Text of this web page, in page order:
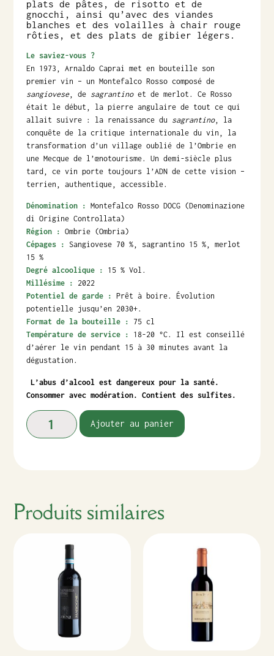
plats de pâtes, de risotto et de
gnocchi, ainsi qu’avec des viandes
blanches et des volailles à chair rouge
rôties, et des plats de gibier légers.
Le saviez-vous ?
En 1973, Arnaldo Caprai met en bouteille son
premier vin – un Montefalco Rosso composé de
sangiovese, de sagrantinoet de merlot. Ce Rosso
était le début, la pierre angulaire de tout ce qui
allait suivre : la renaissance du sagrantino, la
conquête de la critique internationale du vin, la
transformation d’un village oublié de l’Ombrie en
une Mecque de l’œnotourisme. Un demi-siècle plus
tard, ce vin porte toujours l’ADN de cette vision –
terrien, authentique, accessible.
Dénomination : Montefalco Rosso DOCG (Denominazione
di Origine Controllata)
Région : Ombrie (Ombria)
Cépages :
Sangiovese 70 %, sagrantino 15 %, merlot
15 %
Degré alcoolique : 15 % Vol.
Millésime : 2022
Potentiel de garde : Prêt à boire. Évolution
potentielle jusqu’en 2030+.
Format de la bouteille : 75 cl
Température de service : 18-20 °C. Il est conseillé
d’aérer le vin pendant 15 à 30 minutes avant la
dégustation.
L’abus d’alcool est dangereux pour la santé.
Consommer avec modération. Contient des sulfites.
Ajouter au panier
Produits similaires